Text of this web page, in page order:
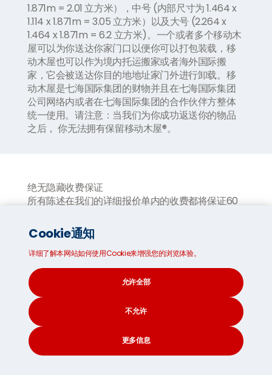
1.871m = 2.01立方米），中号(内部尺寸为1.464 x
1.114 x 1.871m = 3.05立方米）以及大号 (2.264 x
1.464 x 1.871m = 6.2立方米)。一个或者多个移动木
屋可以为你送达你家门口以便你可以打包装载，移
动木屋也可以作为境内托运搬家或者海外国际搬
家，它会被送达你目的地地址家门外进行卸载。移
动木屋是七海国际集团的财物并且在七海国际集团
公司网络内或者在七海国际集团的合作伙伴方整体
统一使用。请注意：当我们为你成功返送你的物品
之后， 你无法拥有保留移动木屋®。
绝无隐藏收费保证
所有陈述在我们的详细报价单内的收费都将保证60
加费用“产生。如果额外的费用被施加了，这一定是
因为有时候我们为了执行我们承诺于你的合同职责
需要你完成一些事宜但是由于你方未完成而导致
的， 比如， 完成运输文件， 在账单出据的7日内没
有付清余额， 在你的运输件中打包了禁运品等。这
些额外的收费实在是我们不愿意施加的费用因此我
们称之为
可以避免的额外费用
Cookie通知
详细了解本网站如何使用Cookie来增强您的浏览体验。
允许全部
不允许
更多信息